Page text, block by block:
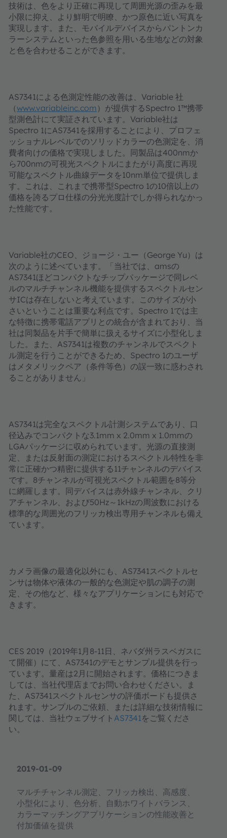
2019-01-09
マルチチャンネル測定、フリッカ検出、高感度、
小型化により、色分析、自動ホワイトバランス、
カラーマッチングアプリケーションの性能改善と
付加価値を提供
技術は、色をより正確に再現して周囲光源の歪みを最
小限に抑え、より鮮明で明瞭、かつ原色に近い写真を
実現します。また、モバイルデバイスからパントンカ
ラーシステムといった色参照を用いる生地などの対象
と色を合わせることができます。
AS7341による色測定性能の改善は、 Variable 社
（www.variableinc.com ）が提供するSpectro 1™携帯
型測色計にて実証されています。 Variable社は
Spectro 1にAS7341を採用することにより、プロフェ
ッショナルレベルでのソリッドカラーの色測定を、消
費者向けの価格で実現しました。同製品は400nmか
ら700nmの可視光スペクトルにまたがり高度に再現
可能なスペクトル曲線データを10nm単位で提供しま
す。これは、これまで携帯型Spectro 1の10倍以上の
価格を誇るプロ仕様の分光光度計でしか得られなかっ
た性能です。
Variable社のCEO、ジョージ・ユー（ George Yu ）は
次のように述べています。「当社では、 amsの
AS7341ほどコンパクトなチップパッケージで同レベ
ルのマルチチャンネル機能を提供するスペクトルセン
サICは存在しないと考えています。このサイズが小
さいということは重要な利点です。 Spectro 1では主
な特徴に携帯電話アプリとの統合が含まれており、当
社は同製品を片手で簡単に扱えるサイズに小型化しま
した。また、 AS7341は複数のチャンネルでスペクト
ル測定を行うことができるため、 Spectro 1のユーザ
はメタメリックペア（条件等色）の誤一致に惑わされ
ることがありません」
AS7341は完全なスペクトル計測システムであり、口
径込みでコンパクトな3.1mm x 2.0mm x 1.0mmの
LGAパッケージに収められています。光源の直接測
定、または反射面の測定におけるスペクトル特性を非
常に正確かつ精密に提供する11チャンネルのデバイス
です。 8チャンネルが可視光スペクトル範囲を8等分
に網羅します。同デバイスは赤外線チャンネル、クリ
アチャンネル、および50Hz～ 1kHzの周波数における
標準的な周囲光のフリッカ検出専用チャンネルも備え
ています。
カメラ画像の最適化以外にも、 AS7341スペクトルセ
ンサは物体や液体の一般的な色測定や肌の調子の測
定、その他など、様々なアプリケーションにも対応で
きます。
CES 2019 （ 2019年1 月 8-11日、ネバダ州ラスベガスに
て開催）にて、 AS7341のデモとサンプル提供を行っ
ています。量産は2 月に開始されます。 価格につきま
しては、当社代理店までお問い合わせください。
ま
た、 AS7341スペクトルセンサの評価ボードも提供さ
れます。サンプルのご依頼、または詳細な技術情報に
関しては、当社ウェブサイト AS7341をご覧くださ
い。